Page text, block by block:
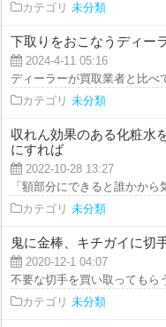
カテゴリ 未分類
下取りをおこなうディー
2024-4-11 05:16
ディーラーが買取業者と比べ
カテゴリ 未分類
収れん効果のある化粧水
にすれば
2022-10-28 13:27
「額部分にできると誰かか
カテゴリ 未分類
鬼に金棒、キチガイに切
2020-12-1 04:07
不要な切手を買い取ってもら
カテゴリ 未分類